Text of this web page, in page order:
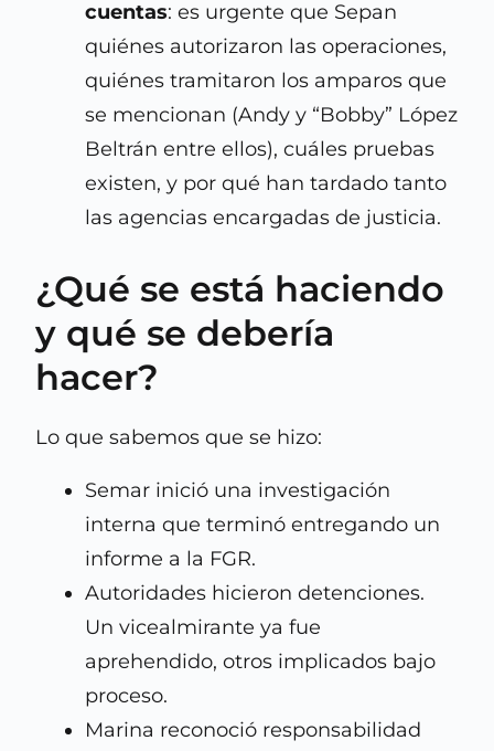
cuentas: es urgente que Sepan
quiénes autorizaron las operaciones,
quiénes tramitaron los amparos que
se mencionan (Andy y “Bobby” López
Beltrán entre ellos), cuáles pruebas
existen, y por qué han tardado tanto
las agencias encargadas de justicia.
¿Qué se está haciendo
y qué se debería
hacer?
Lo que sabemos que se hizo:
Semar inició una investigación
interna que terminó entregando un
informe a la FGR.
Autoridades hicieron detenciones.
Un vicealmirante ya fue
aprehendido, otros implicados bajo
proceso.
Marina reconoció responsabilidad